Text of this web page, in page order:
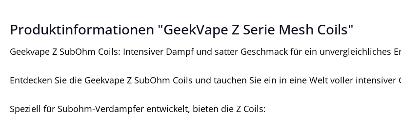
Produktinformationen "GeekVape Z Serie Mesh Coils"
Geekvape Z SubOhm Coils: Intensiver Dampf und satter Geschmack für ein unvergleichliches
Entdecken Sie die Geekvape Z SubOhm Coils und tauchen Sie ein in eine Welt voller
Speziell für Subohm-Verdampfer entwickelt, bieten die Z Coils: